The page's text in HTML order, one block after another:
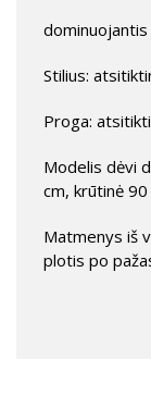
Stilius:
Proga:
Modelis dėvi
cm, krūtinė
Matmenys iš
plotis po